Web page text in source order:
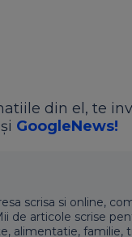
din el, te
și GoogleNews!
scrisa si online,
de articole scrise
alimentatie, familie,